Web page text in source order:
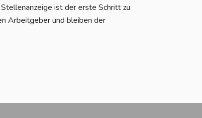
ist der erste Schritt zu
Arbeitgeber und bleiben der